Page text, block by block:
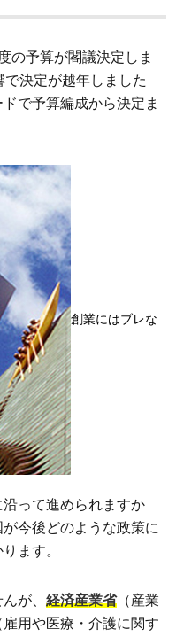
の予算が閣議決定しま
決定が越年しました
で予算編成から決定ま
創業にはブレな
って進められますか
今後どのような政策に
ます。
が、 経済産業省（産業
雇用や医療・介護に関す